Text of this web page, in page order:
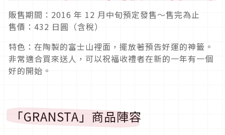
販售期間：2016 年 12 月中旬預定發售～售完為止
售價：432 日圓（含稅）
特色：在陶製的富士山裡面，擺放著預告好運的神籤。
非常適合買來送人，可以祝福收禮者在新的一年有一個
好的開始。
「GRANSTA」商品陣容